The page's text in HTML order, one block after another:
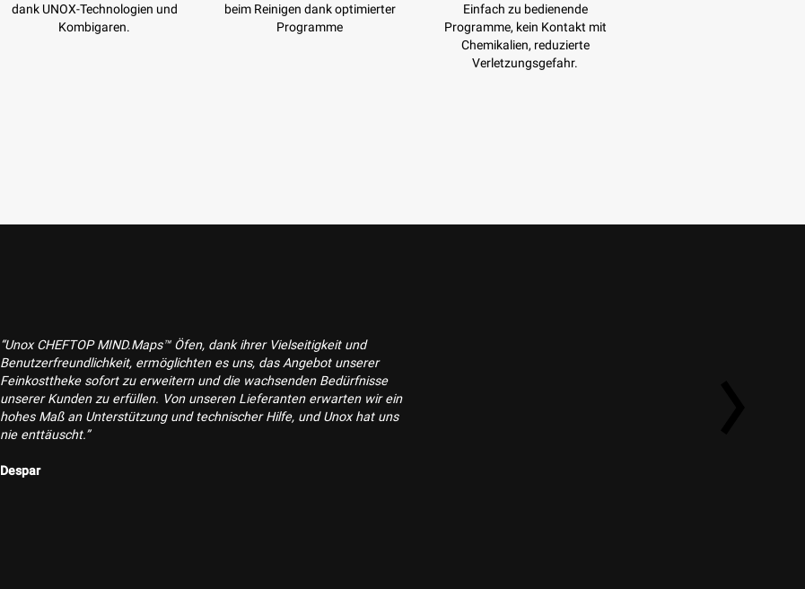
dank UNOX-Technologien und
Kombigaren.
beim Reinigen dank optimierter
Programme
Einfach zu bedienende
Programme, kein Kontakt mit
Chemikalien, reduzierte
Verletzungsgefahr.
“Unox CHEFTOP MIND.Maps™ Öfen, dank ihrer Vielseitigkeit und
Benutzerfreundlichkeit, ermöglichten es uns, das Angebot unserer
Feinkosttheke sofort zu erweitern und die wachsenden Bedürfnisse
unserer Kunden zu erfüllen. Von unseren Lieferanten erwarten wir ein
hohes Maß an Unterstützung und technischer Hilfe, und Unox hat uns
nie enttäuscht.”
Despar